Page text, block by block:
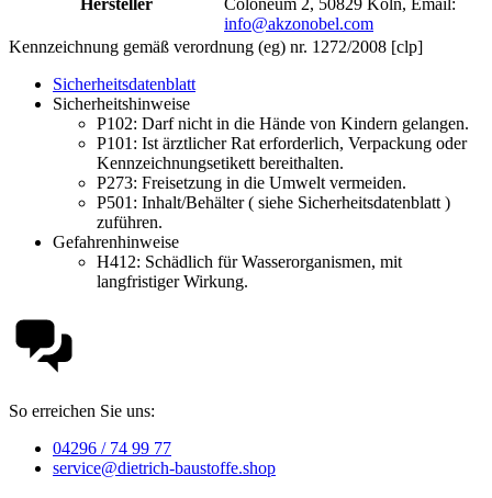
info@akzonobel.com
Kennzeichnung gemäß verordnung (eg) nr. 1272/2008 [clp]
Sicherheitsdatenblatt
Sicherheitshinweise
P102: Darf nicht in die Hände von Kindern gelangen.
P101: Ist ärztlicher Rat erforderlich, Verpackung oder
Kennzeichnungsetikett bereithalten.
P273: Freisetzung in die Umwelt vermeiden.
P501: Inhalt/Behälter ( siehe Sicherheitsdatenblatt )
zuführen.
Gefahrenhinweise
H412: Schädlich für Wasserorganismen, mit
langfristiger Wirkung.
So erreichen Sie uns:
04296 / 74 99 77
service@dietrich-baustoffe.shop